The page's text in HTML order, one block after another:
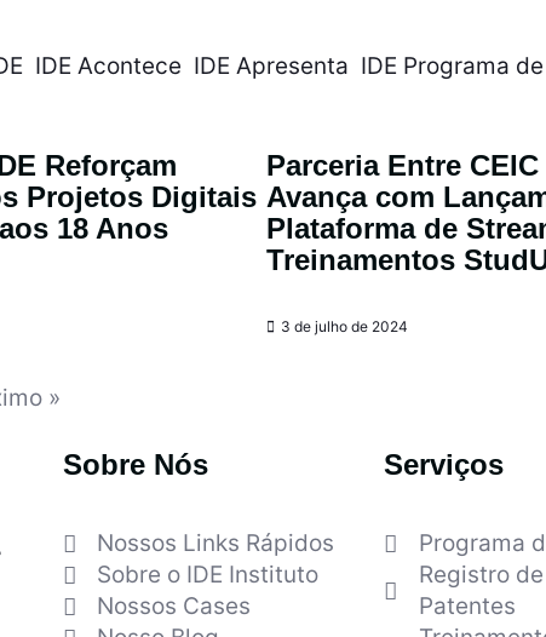
IDE Acontece IDE Apresenta IDE Programa
Reforçam
Projetos Digitais
18 Anos
Parceria Entre
Avança com
Plataforma de
Treinamentos
3 de julho de 2024
»
Sobre Nós
Nossos Links Rápidos
Sobre o IDE Instituto
Nossos Cases
Serviços
Programa
Registro
Patentes